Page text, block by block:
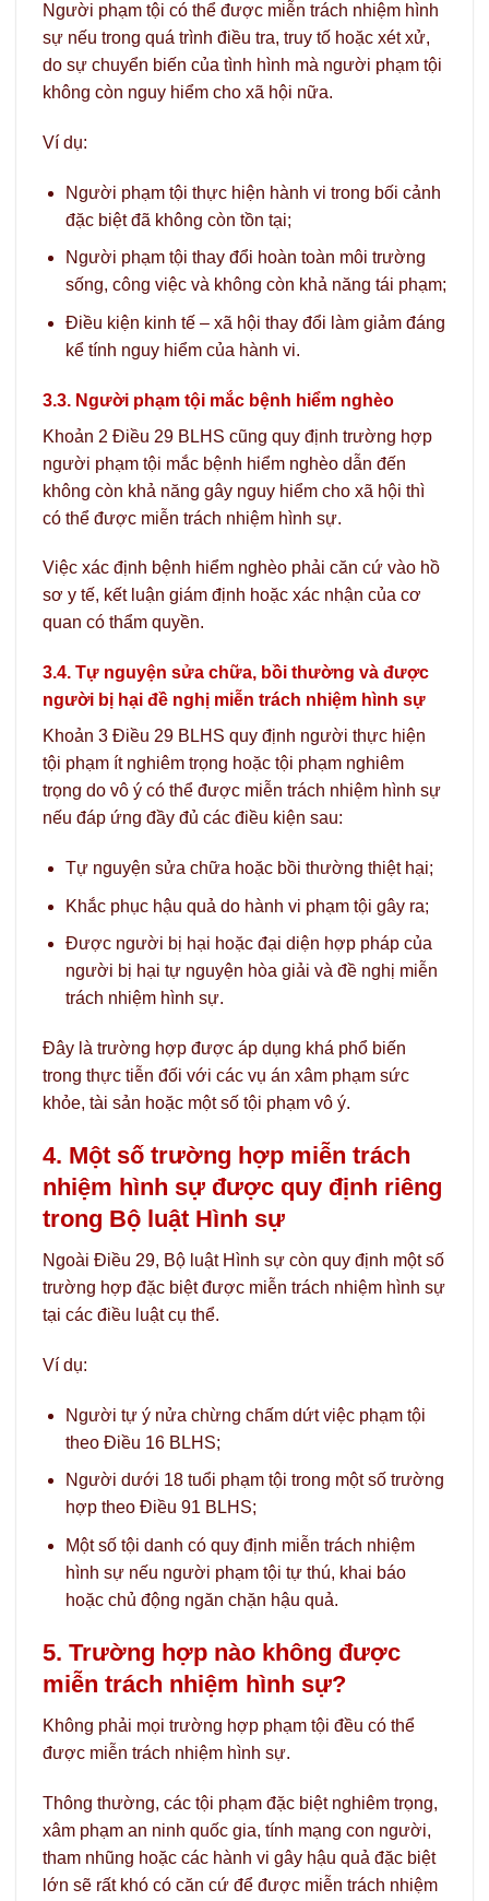
Người phạm tội có thể được miễn trách nhiệm hình
sự nếu trong quá trình điều tra, truy tố hoặc xét xử,
do sự chuyển biến của tình hình mà người phạm tội
không còn nguy hiểm cho xã hội nữa.
Ví dụ:
Người phạm tội thực hiện hành vi trong bối cảnh
đặc biệt đã không còn tồn tại;
Người phạm tội thay đổi hoàn toàn môi trường
sống, công việc và không còn khả năng tái phạm;
Điều kiện kinh tế – xã hội thay đổi làm giảm đáng
kể tính nguy hiểm của hành vi.
3.3. Người phạm tội mắc bệnh hiểm nghèo
Khoản 2 Điều 29 BLHS cũng quy định trường hợp
người phạm tội mắc bệnh hiểm nghèo dẫn đến
không còn khả năng gây nguy hiểm cho xã hội thì
có thể được miễn trách nhiệm hình sự.
Việc xác định bệnh hiểm nghèo phải căn cứ vào hồ
sơ y tế, kết luận giám định hoặc xác nhận của cơ
quan có thẩm quyền.
3.4. Tự nguyện sửa chữa, bồi thường và được
người bị hại đề nghị miễn trách nhiệm hình sự
Khoản 3 Điều 29 BLHS quy định người thực hiện
tội phạm ít nghiêm trọng hoặc tội phạm nghiêm
trọng do vô ý có thể được miễn trách nhiệm hình sự
nếu đáp ứng đầy đủ các điều kiện sau:
Tự nguyện sửa chữa hoặc bồi thường thiệt hại;
Khắc phục hậu quả do hành vi phạm tội gây ra;
Được người bị hại hoặc đại diện hợp pháp của
người bị hại tự nguyện hòa giải và đề nghị miễn
trách nhiệm hình sự.
Đây là trường hợp được áp dụng khá phổ biến
trong thực tiễn đối với các vụ án xâm phạm sức
khỏe, tài sản hoặc một số tội phạm vô ý.
4. Một số trường hợp miễn trách
nhiệm hình sự được quy định riêng
trong Bộ luật Hình sự
Ngoài Điều 29, Bộ luật Hình sự còn quy định một số
trường hợp đặc biệt được miễn trách nhiệm hình sự
tại các điều luật cụ thể.
Ví dụ:
Người tự ý nửa chừng chấm dứt việc phạm tội
theo Điều 16 BLHS;
Người dưới 18 tuổi phạm tội trong một số trường
hợp theo Điều 91 BLHS;
Một số tội danh có quy định miễn trách nhiệm
hình sự nếu người phạm tội tự thú, khai báo
hoặc chủ động ngăn chặn hậu quả.
5. Trường hợp nào không được
miễn trách nhiệm hình sự?
Không phải mọi trường hợp phạm tội đều có thể
được miễn trách nhiệm hình sự.
Thông thường, các tội phạm đặc biệt nghiêm trọng,
xâm phạm an ninh quốc gia, tính mạng con người,
tham nhũng hoặc các hành vi gây hậu quả đặc biệt
lớn sẽ rất khó có căn cứ để được miễn trách nhiệm